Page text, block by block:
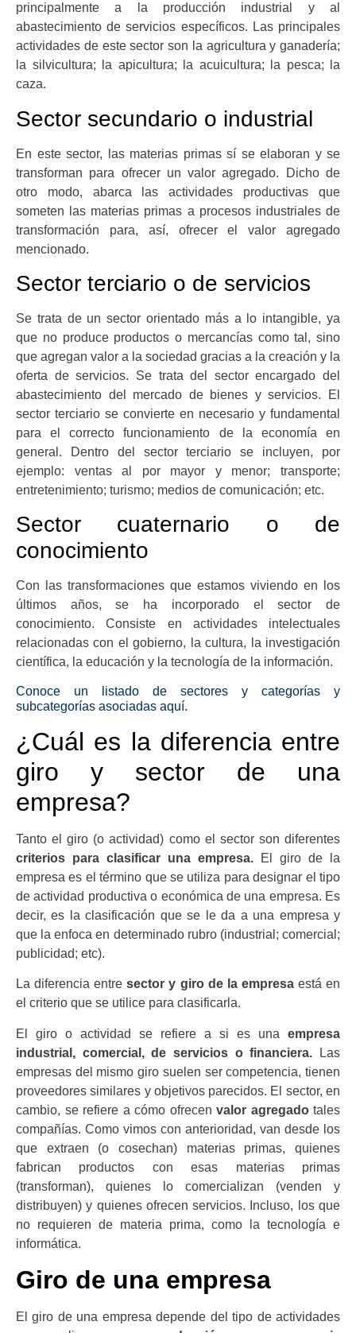
principalmente a la producción industrial y al
abastecimiento de servicios específicos. Las principales
actividades de este sector son la agricultura y ganadería;
la silvicultura; la apicultura; la acuicultura; la pesca; la
caza.
Sector secundario o industrial
En este sector, las materias primas sí se elaboran y se
transforman para ofrecer un valor agregado. Dicho de
otro modo, abarca las actividades productivas que
someten las materias primas a procesos industriales de
transformación para, así, ofrecer el valor agregado
mencionado.
Sector terciario o de servicios
Se trata de un sector orientado más a lo intangible, ya
que no produce productos o mercancías como tal, sino
que agregan valor a la sociedad gracias a la creación y la
oferta de servicios. Se trata del sector encargado del
abastecimiento del mercado de bienes y servicios. El
sector terciario se convierte en necesario y fundamental
para el correcto funcionamiento de la economía en
general. Dentro del sector terciario se incluyen, por
ejemplo: ventas al por mayor y menor; transporte;
entretenimiento; turismo; medios de comunicación; etc.
Sector cuaternario o de
conocimiento
Con las transformaciones que estamos viviendo en los
últimos años, se ha incorporado el sector de
conocimiento. Consiste en actividades intelectuales
relacionadas con el gobierno, la cultura, la investigación
científica, la educación y la tecnología de la información.
Conoce un listado de sectores y categorías y
subcategorías asociadas aquí.
¿Cuál es la diferencia entre
giro y sector de una
empresa?
Tanto el giro (o actividad) como el sector son diferentes
criterios para clasificar una empresa. El giro de la
empresa es el término que se utiliza para designar el tipo
de actividad productiva o económica de una empresa. Es
decir, es la clasificación que se le da a una empresa y
que la enfoca en determinado rubro (industrial; comercial;
publicidad; etc).
La diferencia entresector y giro de la empresaestá en
el criterio que se utilice para clasificarla.
El giro o actividad se refiere a si es una empresa
industrial, comercial, de servicios o financiera. Las
empresas del mismo giro suelen ser competencia, tienen
proveedores similares y objetivos parecidos. El sector, en
cambio, se refiere a cómo ofrecen valor agregadotales
compañías. Como vimos con anterioridad, van desde los
que extraen (o cosechan) materias primas, quienes
fabrican productos con esas materias primas
(transforman), quienes lo comercializan (venden y
distribuyen) y quienes ofrecen servicios. Incluso, los que
no requieren de materia prima, como la tecnología e
informática.
Giro de una empresa
El giro de una empresa depende del tipo de actividades